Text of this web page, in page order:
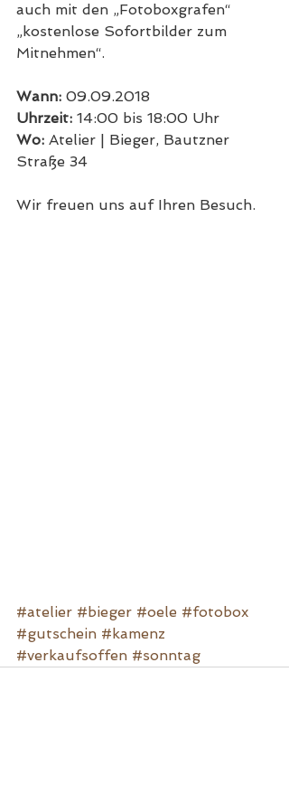
auch mit den „Fotoboxgrafen“
„kostenlose Sofortbilder zum
Mitnehmen“.
Wann: 09.09.2018
Uhrzeit: 14:00 bis 18:00 Uhr
Wo: Atelier | Bieger, Bautzner
Straße 34
Wir freuen uns auf Ihren Besuch.
#atelier #bieger #oele #fotobox
#gutschein #kamenz
#verkaufsoffen #sonntag